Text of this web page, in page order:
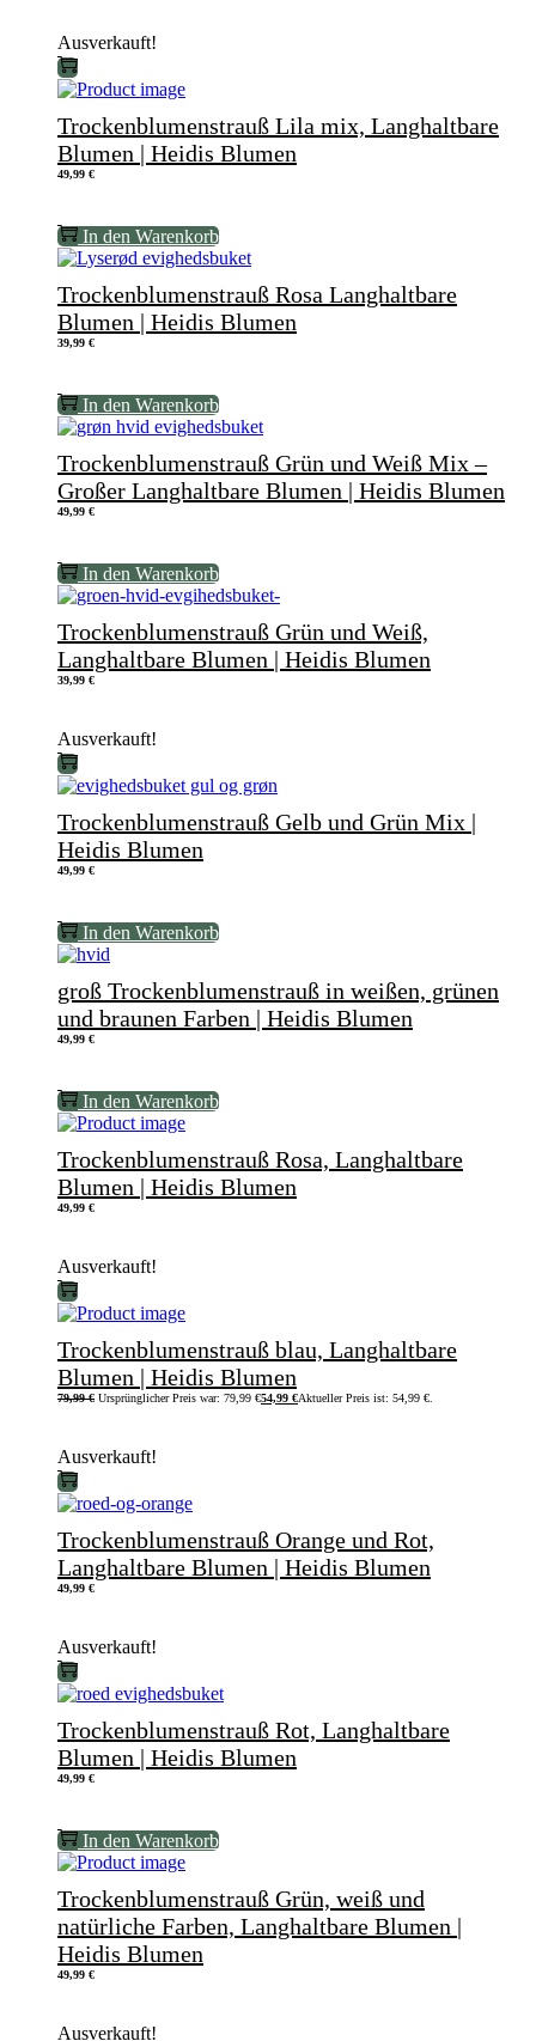
Ausverkauft!
Trockenblumenstrauß Lila mix, Langhaltbare
Blumen | Heidis Blumen
49,99 €
In den Warenkorb
Trockenblumenstrauß Rosa Langhaltbare
Blumen | Heidis Blumen
39,99 €
In den Warenkorb
Trockenblumenstrauß Grün und Weiß Mix –
Großer Langhaltbare Blumen | Heidis Blumen
49,99 €
In den Warenkorb
Trockenblumenstrauß Grün und Weiß,
Langhaltbare Blumen | Heidis Blumen
39,99 €
Ausverkauft!
Trockenblumenstrauß Gelb und Grün Mix |
Heidis Blumen
49,99 €
In den Warenkorb
groß Trockenblumenstrauß in weißen, grünen
und braunen Farben | Heidis Blumen
49,99 €
In den Warenkorb
Trockenblumenstrauß Rosa, Langhaltbare
Blumen | Heidis Blumen
49,99 €
Ausverkauft!
Trockenblumenstrauß blau, Langhaltbare
Blumen | Heidis Blumen
79,99€ Ursprünglicher Preis war: 79,99 €54,99 €Aktueller Preis ist: 54,99 €.
Ausverkauft!
Trockenblumenstrauß Orange und Rot,
Langhaltbare Blumen | Heidis Blumen
49,99 €
Ausverkauft!
Trockenblumenstrauß Rot, Langhaltbare
Blumen | Heidis Blumen
49,99 €
In den Warenkorb
Trockenblumenstrauß Grün, weiß und
natürliche Farben, Langhaltbare Blumen |
Heidis Blumen
49,99 €
Ausverkauft!